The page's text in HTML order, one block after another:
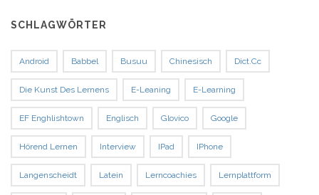
SCHLAGWÖRTER
Android Babbel Busuu Chinesisch Dict.cc
Die Kunst Des Lernens E-Leaning E-Learning
EF Enghlishtown Englisch Glovico Google
Hörend Lernen Interview IPad IPhone
Langenscheidt Latein Lerncoachies Lernplattform